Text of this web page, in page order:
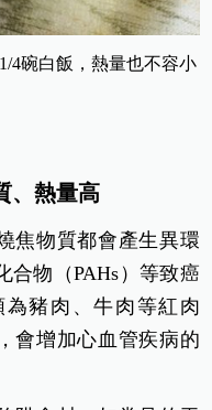
4碗白飯，熱量也不容小
、熱量高
焦物質都會產生異環
合物（PAHs）等致癌
豬肉、牛肉等紅肉
會增加心血管疾病的